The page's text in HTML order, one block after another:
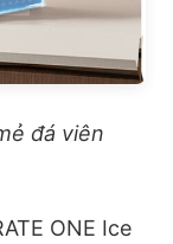
đá viên
ONE Ice